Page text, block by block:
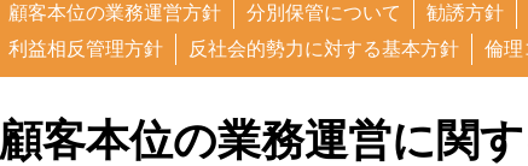
顧客本位の業務運営方針 分別保管について 勧誘方針
利益相反管理方針
反社会的勢力に対する基本方針 倫理
顧客本位の業務運営に関